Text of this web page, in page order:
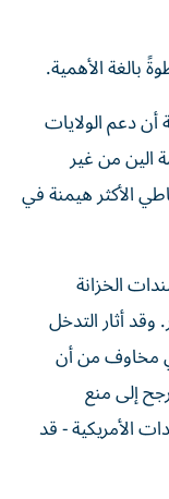
بالغة الأهمية.
دعم الولايات
الين من غير
الأكثر هيمنة في
الخزانة
تريليون دولار. وقد أثار التدخل
مخاوف من أن
إلى منع
الأمريكية - قد